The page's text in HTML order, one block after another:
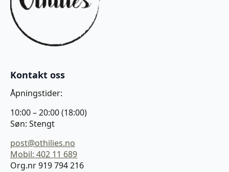
Kontakt oss
Åpningstider:
10:00 – 20:00 (18:00)
Søn: Stengt
post@othilies.no
Mobil: 402 11 689
Org.nr 919 794 216